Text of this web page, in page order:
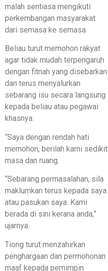
malah sentiasa mengikuti
perkembangan masyarakat
dari semasa ke semasa.
Beliau turut memohon rakyat
agar tidak mudah terpengaruh
dengan fitnah yang disebarkan
dan terus menyalurkan
sebarang isu secara langsung
kepada beliau atau pegawai
khasnya.
“Saya dengan rendah hati
memohon, berilah kami sedikit
masa dan ruang.
“Sebarang permasalahan, sila
maklumkan terus kepada saya
atau pasukan saya. Kami
berada di sini kerana anda,”
ujarnya.
Tiong turut menzahirkan
penghargaan dan permohonan
maaf kepada pemimpin